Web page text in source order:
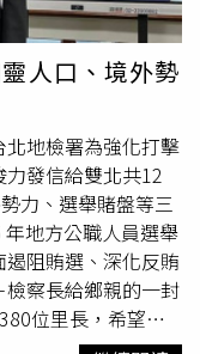
股票，不具有公開
依據、股票能否變
議。北檢
對此證實，
投資股份有限公司
揮北機站持搜索票
司、趙姬投資公
通知2名被告到案說
董事長李建成已於
財務、資金獨立運
人口、境外勢
地檢署為強化打擊
發信給雙北共12
力、選舉賭盤等三
地方公職人員選舉
阻賄選、深化反賄
察長給鄉親的一封
位里長，希望透
向民眾宣導反賄選